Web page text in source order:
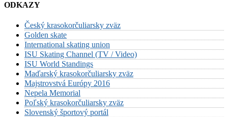
ODKAZY
Český krasokorčuliarsky zväz
Golden skate
International skating union
ISU Skating Channel (TV / Video)
ISU World Standings
Maďarský krasokorčuliarsky zväz
Majstrovstvá Európy 2016
Nepela Memorial
Poľský krasokorčuliarsky zväz
Slovenský športový portál